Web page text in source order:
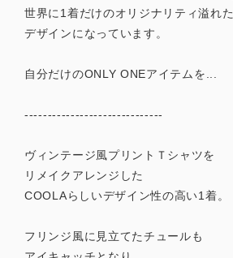
世界に1着だけのオリジナリティ溢れた
デザインになっています。
自分だけのONLY ONEアイテムを...
------------------------------
ヴィンテージ風プリントＴシャツを
リメイクアレンジした
COOLAらしいデザイン性の高い1着。
フリンジ風に見立てたチュールも